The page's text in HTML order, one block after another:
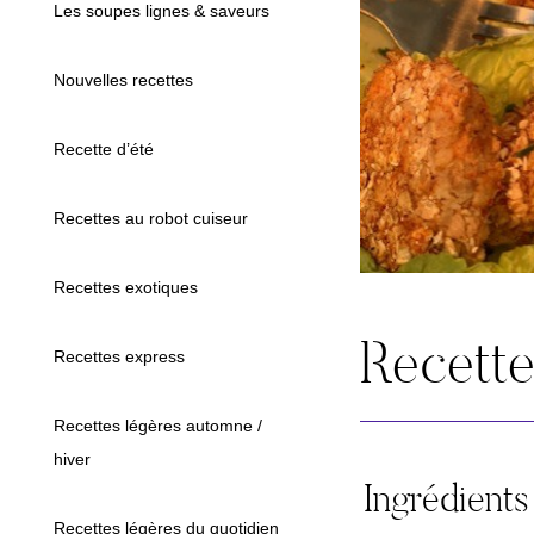
Les soupes lignes & saveurs
Nouvelles recettes
Recette d’été
Recettes au robot cuiseur
Recettes exotiques
Recettes express
Recettes légères automne /
hiver
Recettes légères du quotidien
Recette
Ingrédients